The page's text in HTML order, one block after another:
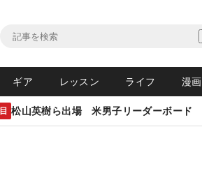
ギア レッスン ライフ 漫画
松山英樹ら出場 米男子リーダーボード